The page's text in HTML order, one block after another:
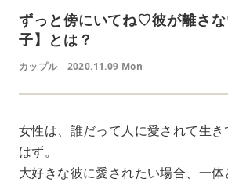
ずっと傍にいてね♡彼が離さ
子】とは？
カップル 2020.11.09 Mon
女性は、誰だって人に愛されて生き
はず。
大好きな彼に愛されたい場合、一